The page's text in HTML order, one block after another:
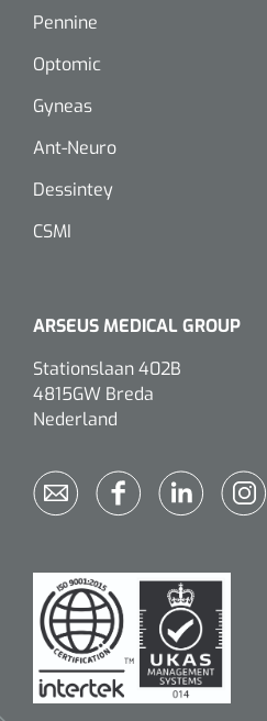
Griffioen
Chirurgische pincet - 14 cm - 1 st
Pennine
Optomic
Gyneas
Ant-Neuro
Dessintey
CSMI
ARSEUS MEDICAL GROUP
Stationslaan 402B
4815GW Breda
Nederland